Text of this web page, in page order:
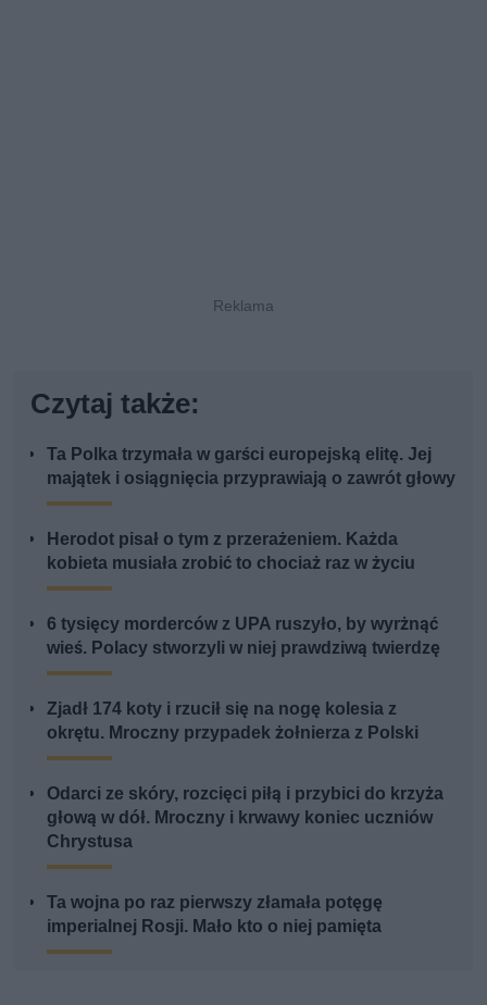
Czytaj także:
Ta Polka trzymała w garści europejską elitę. Jej
majątek i osiągnięcia przyprawiają o zawrót głowy
Herodot pisał o tym z przerażeniem. Każda
kobieta musiała zrobić to chociaż raz w życiu
6 tysięcy morderców z UPA ruszyło, by wyrżnąć
wieś. Polacy stworzyli w niej prawdziwą twierdzę
Zjadł 174 koty i rzucił się na nogę kolesia z
okrętu. Mroczny przypadek żołnierza z Polski
Odarci ze skóry, rozcięci piłą i przybici do krzyża
głową w dół. Mroczny i krwawy koniec uczniów
Chrystusa
Ta wojna po raz pierwszy złamała potęgę
imperialnej Rosji. Mało kto o niej pamięta